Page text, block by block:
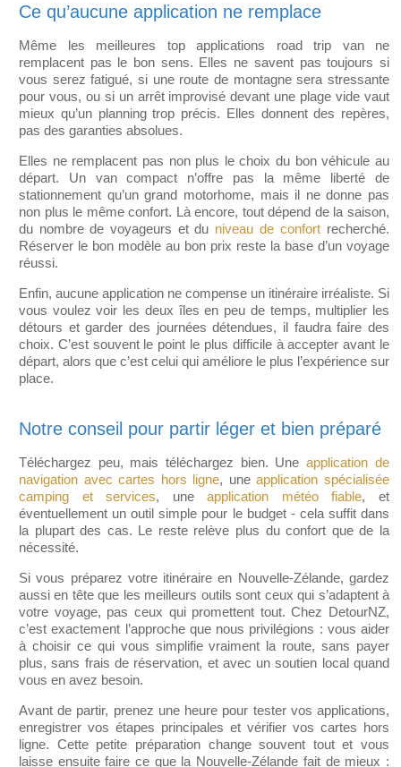
Ce qu’aucune application ne remplace
Même les meilleures top applications road trip van ne
remplacent pas le bon sens. Elles ne savent pas toujours si
vous serez fatigué, si une route de montagne sera stressante
pour vous, ou si un arrêt improvisé devant une plage vide vaut
mieux qu’un planning trop précis. Elles donnent des repères,
pas des garanties absolues.
Elles ne remplacent pas non plus le choix du bon véhicule au
départ. Un van compact n’offre pas la même liberté de
stationnement qu’un grand motorhome, mais il ne donne pas
non plus le même confort. Là encore, tout dépend de la saison,
du nombre de voyageurs et du niveau de confort recherché.
Réserver le bon modèle au bon prix reste la base d’un voyage
réussi.
Enfin, aucune application ne compense un itinéraire irréaliste. Si
vous voulez voir les deux îles en peu de temps, multiplier les
détours et garder des journées détendues, il faudra faire des
choix. C’est souvent le point le plus difficile à accepter avant le
départ, alors que c’est celui qui améliore le plus l’expérience sur
place.
Notre conseil pour partir léger et bien préparé
Téléchargez peu, mais téléchargez bien. Une application de
navigation avec cartes hors ligne, une application spécialisée
camping et services, une application météo fiable, et
éventuellement un outil simple pour le budget - cela suffit dans
la plupart des cas. Le reste relève plus du confort que de la
nécessité.
Si vous préparez votre itinéraire en Nouvelle-Zélande, gardez
aussi en tête que les meilleurs outils sont ceux qui s’adaptent à
votre voyage, pas ceux qui promettent tout. Chez DetourNZ,
c’est exactement l’approche que nous privilégions : vous aider
à choisir ce qui vous simplifie vraiment la route, sans payer
plus, sans frais de réservation, et avec un soutien local quand
vous en avez besoin.
Avant de partir, prenez une heure pour tester vos applications,
enregistrer vos étapes principales et vérifier vos cartes hors
ligne. Cette petite préparation change souvent tout et vous
laisse ensuite faire ce que la Nouvelle-Zélande fait de mieux :